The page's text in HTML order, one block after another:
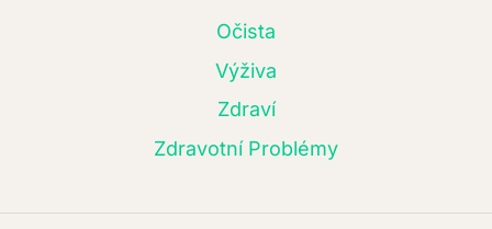
Očista
Výživa
Zdraví
Zdravotní Problémy